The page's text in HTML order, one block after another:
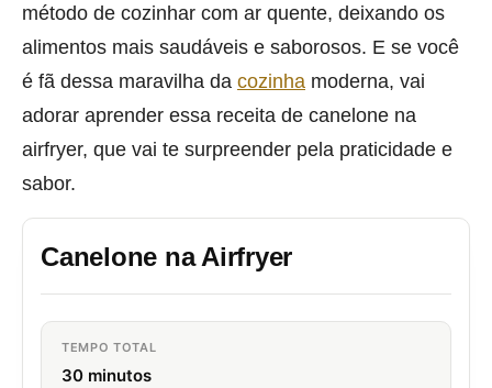
método de cozinhar com ar quente, deixando os
alimentos mais saudáveis e saborosos. E se você
é fã dessa maravilha da cozinha moderna, vai
adorar aprender essa receita de canelone na
airfryer, que vai te surpreender pela praticidade e
sabor.
Canelone na Airfryer
TEMPO TOTAL
30 minutos